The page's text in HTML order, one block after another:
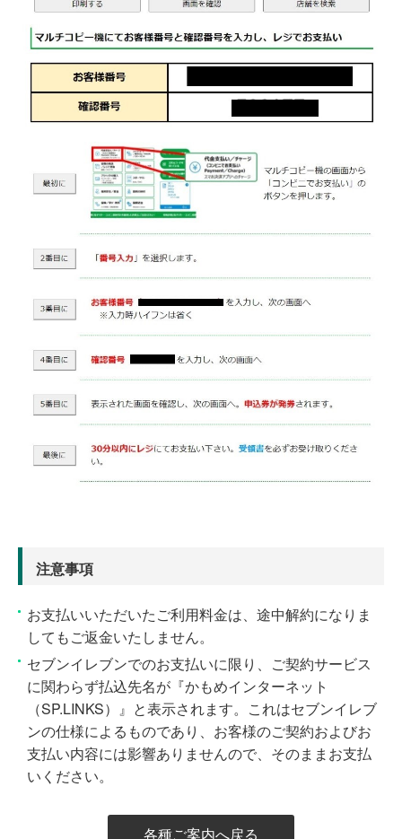
注意事項
お支払いいただいたご利用料金は、途中解約になりま
してもご返金いたしません。
セブンイレブンでのお支払いに限り、ご契約サービス
に関わらず払込先名が『かもめインターネット
（SP.LINKS）』と表示されます。これはセブンイレブ
ンの仕様によるものであり、お客様のご契約およびお
支払い内容には影響ありませんので、そのままお支払
いください。
各種ご案内へ戻る